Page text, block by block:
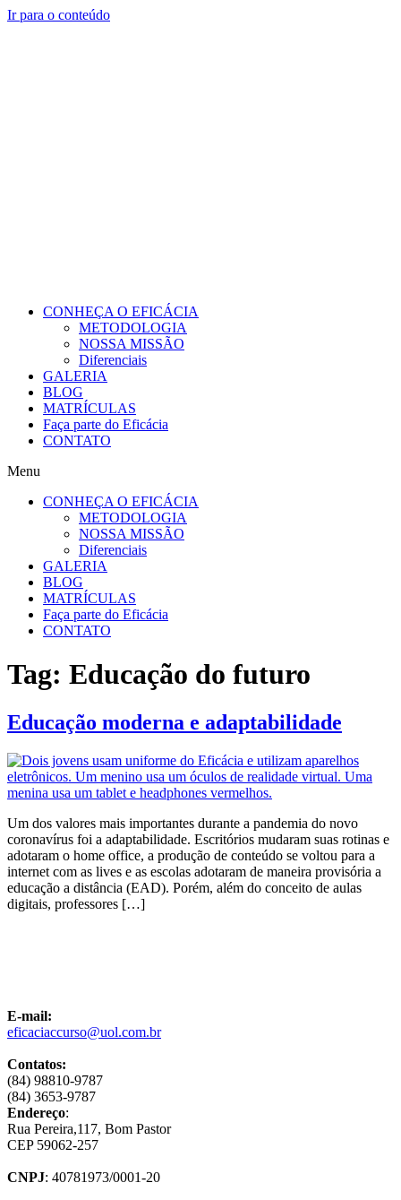
Ir para o conteúdo
CONHEÇA O EFICÁCIA
METODOLOGIA
NOSSA MISSÃO
Diferenciais
GALERIA
BLOG
MATRÍCULAS
Faça parte do Eficácia
CONTATO
Menu
CONHEÇA O EFICÁCIA
METODOLOGIA
NOSSA MISSÃO
Diferenciais
GALERIA
BLOG
MATRÍCULAS
Faça parte do Eficácia
CONTATO
Tag: Educação do futuro
Educação moderna e adaptabilidade
Um dos valores mais importantes durante a pandemia do novo
coronavírus foi a adaptabilidade. Escritórios mudaram suas rotinas e
adotaram o home office, a produção de conteúdo se voltou para a
internet com as lives e as escolas adotaram de maneira provisória a
educação a distância (EAD). Porém, além do conceito de aulas
digitais, professores […]
E-mail:
eficaciaccurso@uol.com.br
Contatos:
(84) 98810-9787
(84) 3653-9787
Endereço:
Rua Pereira,117, Bom Pastor
CEP 59062-257
CNPJ: 40781973/0001-20